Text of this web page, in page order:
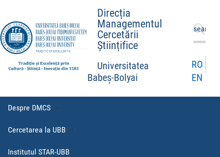
Direcția
Managementul
Cercetării
Științifice
Universitatea
Babeș-Bolyai
Caută
după:
RO
EN
Despre DMCS
Cercetarea la UBB
Institutul STAR-UBB